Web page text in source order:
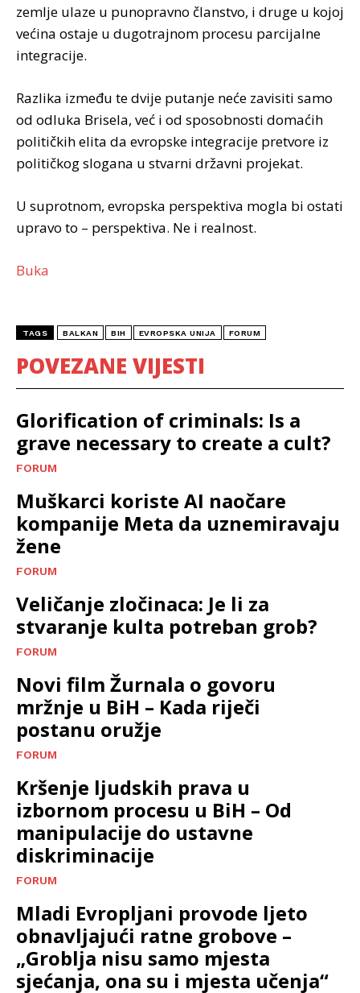
zemlje ulaze u punopravno članstvo, i druge u kojoj
većina ostaje u dugotrajnom procesu parcijalne
integracije.
Razlika između te dvije putanje neće zavisiti samo
od odluka Brisela, već i od sposobnosti domaćih
političkih elita da evropske integracije pretvore iz
političkog slogana u stvarni državni projekat.
U suprotnom, evropska perspektiva mogla bi ostati
upravo to – perspektiva. Ne i realnost.
Buka
TAGS BALKAN BIH EVROPSKA UNIJA FORUM
POVEZANE VIJESTI
Glorification of criminals: Is a
grave necessary to create a cult?
FORUM
Muškarci koriste AI naočare
kompanije Meta da uznemiravaju
žene
FORUM
Veličanje zločinaca: Je li za
stvaranje kulta potreban grob?
FORUM
Novi film Žurnala o govoru
mržnje u BiH – Kada riječi
postanu oružje
FORUM
Kršenje ljudskih prava u
izbornom procesu u BiH – Od
manipulacije do ustavne
diskriminacije
FORUM
Mladi Evropljani provode ljeto
obnavljajući ratne grobove –
„Groblja nisu samo mjesta
sjećanja, ona su i mjesta učenja“